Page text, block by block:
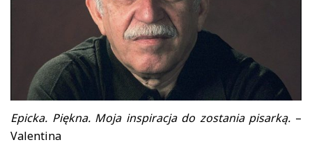
Epicka. Piękna. Moja inspiracja do zostania pisarką. –
Valentina